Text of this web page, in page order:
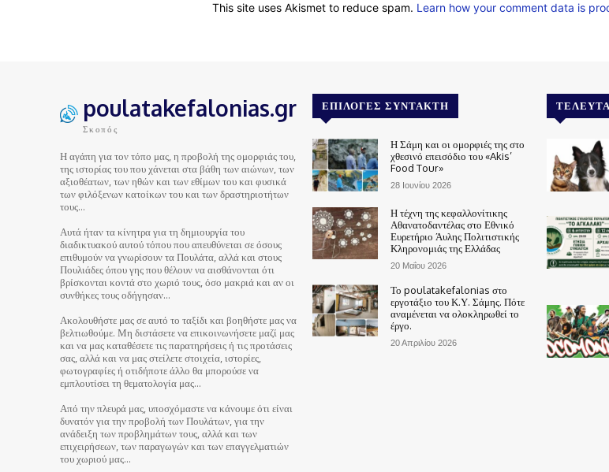
This site uses Akismet to reduce spam. Learn how your comment data is
poulatakefalonias.gr
Σκοπός
Η αγάπη για τον τόπο μας, η προβολή της ομορφιάς του,
της ιστορίας του που χάνεται στα βάθη των αιώνων, των
αξιοθέατων, των ηθών και των εθίμων του και φυσικά
των φιλόξενων κατοίκων του και των δραστηριοτήτων
τους…
Αυτά ήταν τα κίνητρα για τη δημιουργία του
διαδικτυακού αυτού τόπου που απευθύνεται σε όσους
επιθυμούν να γνωρίσουν τα Πουλάτα, αλλά και στους
Πουλιάδες όπου γης που θέλουν να αισθάνονται ότι
βρίσκονται κοντά στο χωριό τους, όσο μακριά και αν οι
συνθήκες τους οδήγησαν…
Ακολουθήστε μας σε αυτό το ταξίδι και βοηθήστε μας να
βελτιωθούμε. Μη διστάσετε να επικοινωνήσετε μαζί μας
και να μας καταθέσετε τις παρατηρήσεις ή τις προτάσεις
σας, αλλά και να μας στείλετε στοιχεία, ιστορίες,
φωτογραφίες ή οτιδήποτε άλλο θα μπορούσε να
εμπλουτίσει τη θεματολογία μας…
Από την πλευρά μας, υποσχόμαστε να κάνουμε ότι είναι
δυνατόν για την προβολή των Πουλάτων, για την
ανάδειξη των προβλημάτων τους, αλλά και των
επιχειρήσεων, των παραγωγών και των επαγγελματιών
του χωριού μας…
ΕΠΙΛΟΓΈΣ ΣΥΝΤΆΚΤΗ
Η Σάμη και οι ομορφιές της στο
χθεσινό επεισόδιο του «Akis’
Food Tour»
28 Ιουνίου 2026
Η τέχνη της κεφαλλονίτικης
Αθανατοδαντέλας στο Εθνικό
Ευρετήριο Άυλης Πολιτιστικής
Κληρονομιάς της Ελλάδας
20 Μαΐου 2026
Το poulatakefalonias στο
εργοτάξιο του Κ.Υ. Σάμης. Πότε
αναμένεται να ολοκληρωθεί το
έργο.
20 Απριλίου 2026